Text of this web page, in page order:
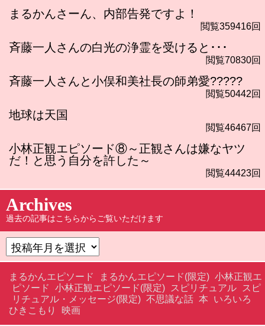
まるかんさーん、内部告発ですよ！
閲覧359416回
斉藤一人さんの白光の浄霊を受けると･･･
閲覧70830回
斉藤一人さんと小俣和美社長の師弟愛?????
閲覧50442回
地球は天国
閲覧46467回
小林正観エピソード⑧～正観さんは嫌なヤツ
だ！と思う自分を許した～
閲覧44423回
Archives
過去の記事はこちらからご覧いただけます
まるかんエピソード まるかんエピソード(限定) 小林正観エ
ピソード
小林正観エピソード(限定) スピリチュアル
スピ
リチュアル・メッセージ(限定) 不思議な話 本
いろいろ
ひきこもり
映画